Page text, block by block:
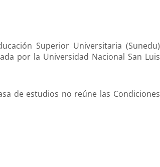
Superior Universitaria (Sunedu)
por la Universidad Nacional San Luis
de estudios no reúne las Condiciones